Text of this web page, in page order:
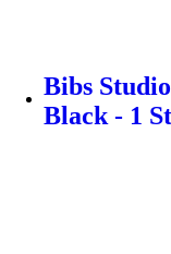
Bibs
Black - 1